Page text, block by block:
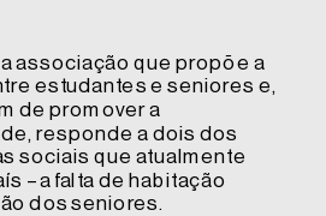
associação que propõe a
estudantes e seniores e,
de promover a
responde a dois dos
sociais que atualmente
– a falta de habitação
dos seniores.